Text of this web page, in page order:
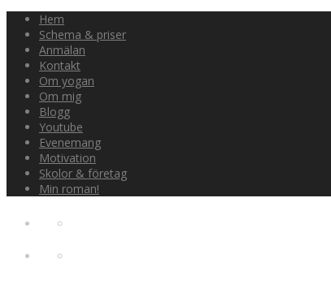
Hem
Schema & priser
Anmälan
Kontakt
Om yogan
Om mig
Blogg
Youtube
Evenemang
Motivation
Skolor & företag
Min roman!